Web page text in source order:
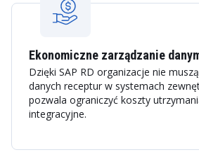
Ekonomiczne zarządzanie
Dzięki SAP RD organizacje nie
danych receptur w systemach
pozwala ograniczyć koszty
integracyjne.